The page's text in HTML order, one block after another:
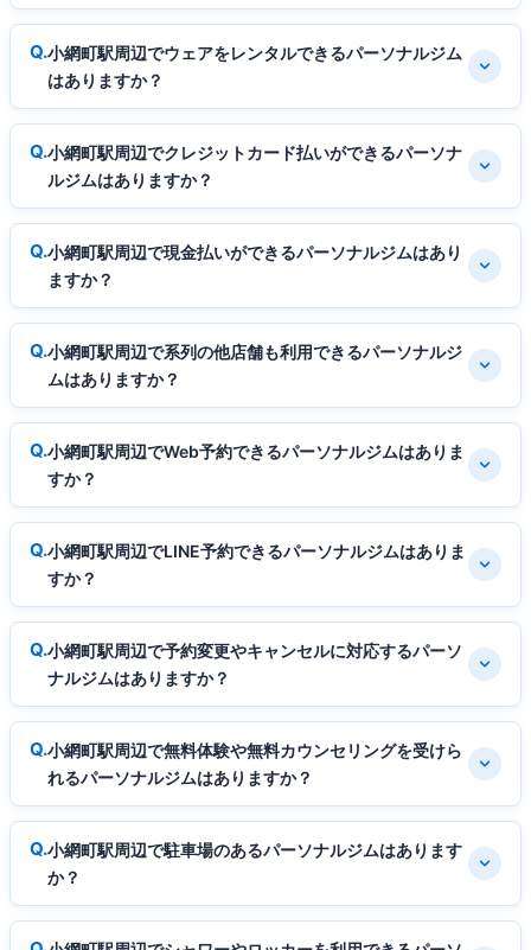
小網町駅周辺でウェアをレンタルできるパーソナルジム
はありますか？
小網町駅周辺でクレジットカード払いができるパーソナ
ルジムはありますか？
小網町駅周辺で現金払いができるパーソナルジムはあり
ますか？
小網町駅周辺で系列の他店舗も利用できるパーソナルジ
ムはありますか？
小網町駅周辺でWeb予約できるパーソナルジムはありま
すか？
小網町駅周辺でLINE予約できるパーソナルジムはありま
すか？
小網町駅周辺で予約変更やキャンセルに対応するパーソ
ナルジムはありますか？
小網町駅周辺で無料体験や無料カウンセリングを受けら
れるパーソナルジムはありますか？
小網町駅周辺で駐車場のあるパーソナルジムはあります
か？